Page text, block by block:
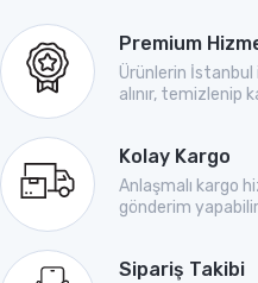
Premium
Ürünlerin İstanbul
alınır, temizlenip
Kolay Kargo
Anlaşmalı kargo
gönderim
Sipariş Takibi